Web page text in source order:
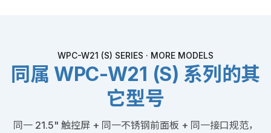
WPC-W21 (S) SERIES · MORE MODELS
同属 WPC-W21 (S) 系列的其
它型号
同一 21.5" 触控屏 + 同一不锈钢前面板 + 同一接口规范，